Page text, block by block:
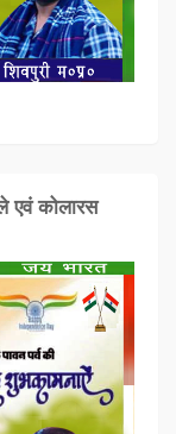
एवं कोलारस